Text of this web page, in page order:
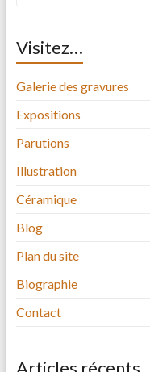
Visitez…
Galerie des gravures
Expositions
Parutions
Illustration
Céramique
Blog
Plan du site
Biographie
Contact